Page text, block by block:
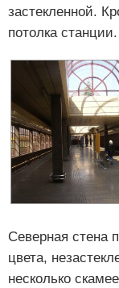
застекленной.
потолка станции.
Северная стена
цвета,
несколько